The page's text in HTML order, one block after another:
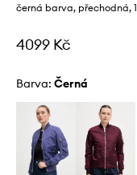
černá barva, přechodná,
4099 Kč
Barva: černá